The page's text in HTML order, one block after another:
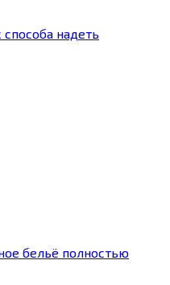
надеть
бельё полностью